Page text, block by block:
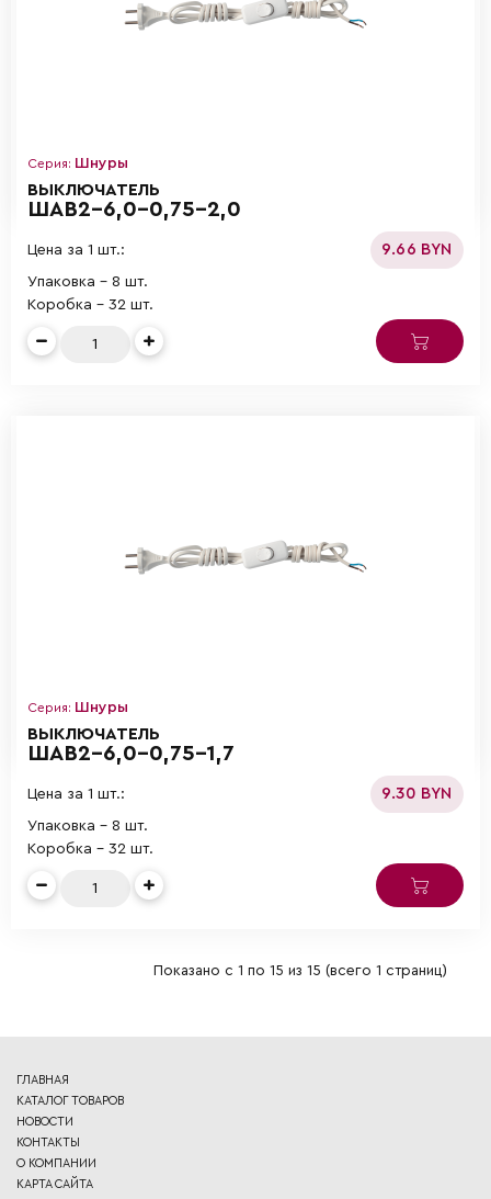
Серия: Шнуры
ВЫКЛЮЧАТЕЛЬ
ШАВ2-6,0-0,75-2,0
Цена за 1 шт.: 9.66 BYN
Упаковка - 8 шт.
Коробка - 32 шт.
Серия: Шнуры
ВЫКЛЮЧАТЕЛЬ
ШАВ2-6,0-0,75-1,7
Цена за 1 шт.: 9.30 BYN
Упаковка - 8 шт.
Коробка - 32 шт.
Показано с 1 по 15 из 15 (всего 1 страниц)
ГЛАВНАЯ
КАТАЛОГ ТОВАРОВ
НОВОСТИ
КОНТАКТЫ
О КОМПАНИИ
КАРТА САЙТА